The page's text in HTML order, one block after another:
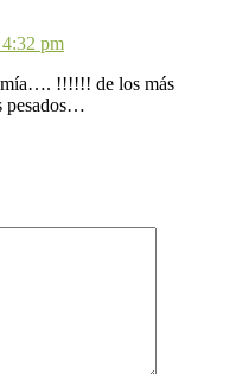
pm
mía…. !!!!!! de los más
pesados…